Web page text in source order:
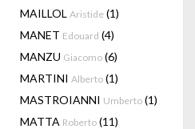
MAILLOL Aristide (1)
MANET Edouard (4)
MANZU Giacomo (6)
MARTINI Alberto (1)
MASTROIANNI Umberto (1)
MATTA Roberto (11)